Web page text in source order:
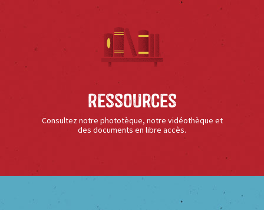
Ressources
Consultez notre phototèque, notre vidéothèque et
des documents en libre accès.